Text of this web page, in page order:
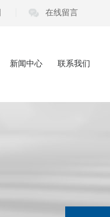
在线留言
新闻中心 联系我们